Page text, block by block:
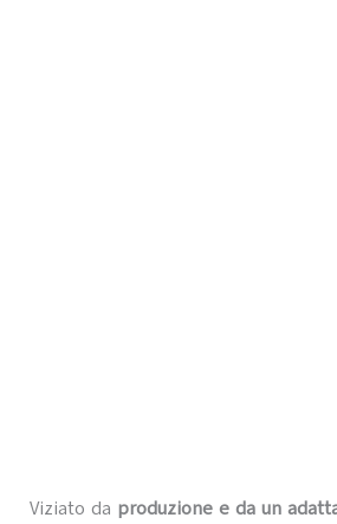
Viziato da produzione e da un